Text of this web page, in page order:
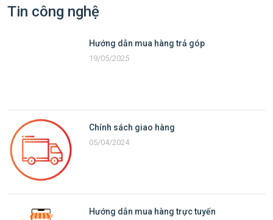
Tin công nghệ
Hướng dẫn mua hàng trả góp
19/05/2025
Chính sách giao hàng
05/04/2024
Hướng dẫn mua hàng trực tuyến